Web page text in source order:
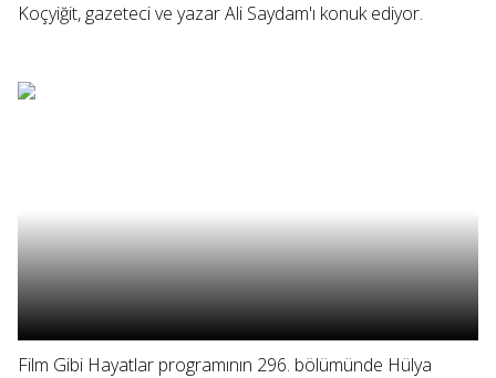
Koçyiğit, gazeteci ve yazar Ali Saydam'ı konuk ediyor.
Film Gibi Hayatlar programının 296. bölümünde Hülya